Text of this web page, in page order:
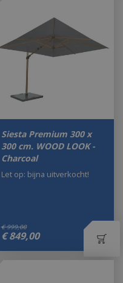
Siesta Premium 300 x
300 cm. WOOD LOOK -
Charcoal
€ 999,00
€ 849,00
Let op: bijna uitverkocht!